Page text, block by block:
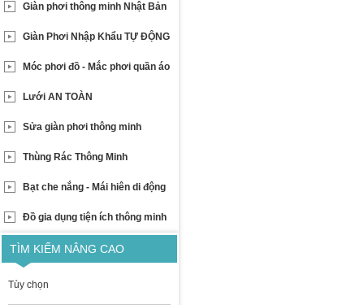
Giàn phơi thông minh Nhật Bản
Giàn Phơi Nhập Khẩu TỰ ĐỘNG
Móc phơi đồ - Mắc phơi quần áo
Lưới AN TOÀN
Sửa giàn phơi thông minh
Thùng Rác Thông Minh
Bạt che nắng - Mái hiên di động
Đồ gia dụng tiện ích thông minh
TÌM KIẾM NÂNG CAO
Tùy chọn